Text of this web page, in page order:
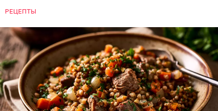
РЕЦЕПТЫ